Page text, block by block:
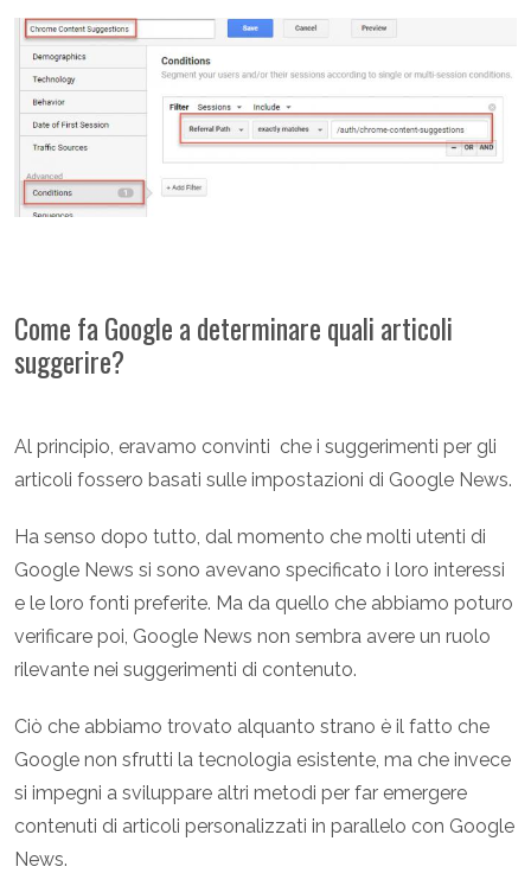
Come fa Google a determinare quali articoli
suggerire?
Al principio, eravamo convinti che i suggerimenti per gli
articoli fossero basati sulle impostazioni di Google News.
Ha senso dopo tutto, dal momento che molti utenti di
Google News si sono avevano specificato i loro interessi
e le loro fonti preferite. Ma da quello che abbiamo poturo
verificare poi, Google News non sembra avere un ruolo
rilevante nei suggerimenti di contenuto.
Ciò che abbiamo trovato alquanto strano è il fatto che
Google non sfrutti la tecnologia esistente, ma che invece
si impegni a sviluppare altri metodi per far emergere
contenuti di articoli personalizzati in parallelo con Google
News.